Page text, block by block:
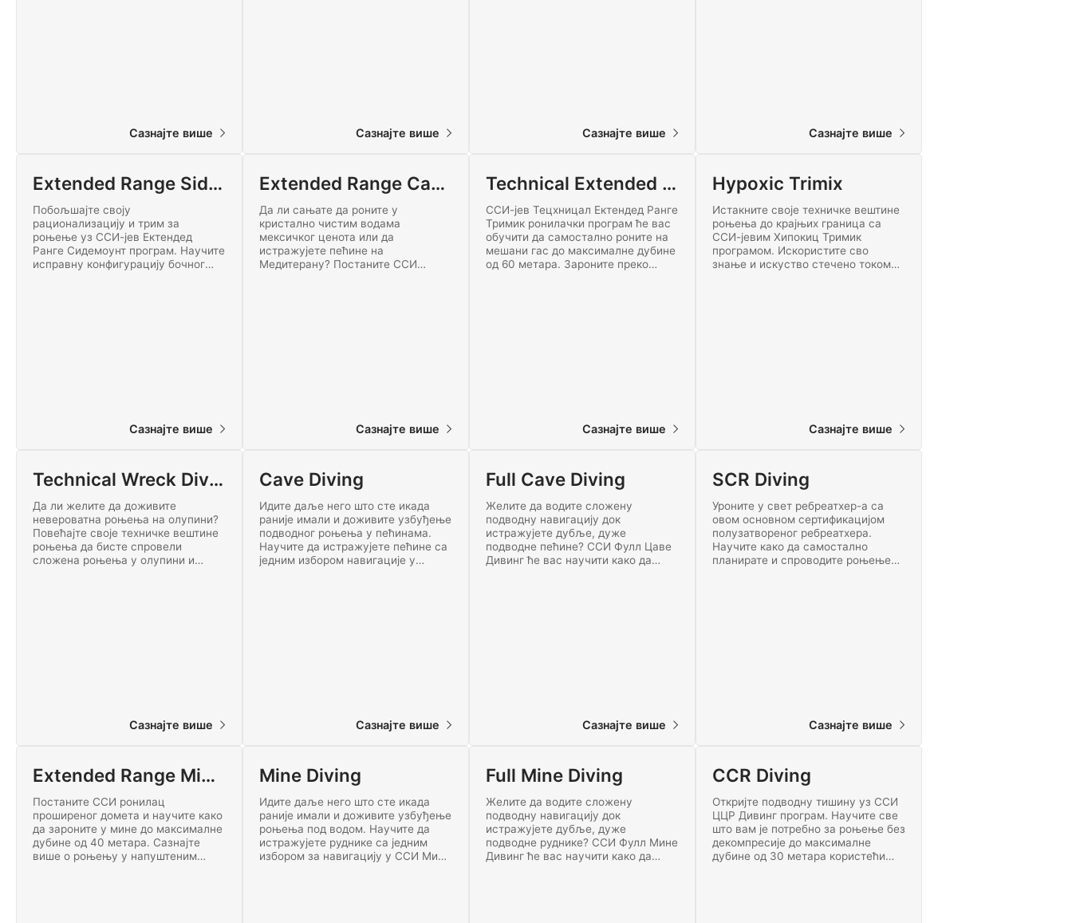
Сазнајте више Сазнајте више Сазнајте више Сазнајте више
Extended Range Sidemount
Побољшајте своју
рационализацију и трим за
роњење уз ССИ-јев Ектендед
Ранге Сидемоунт програм. Научите
исправну конфигурацију бочног
Сазнајте више
Extended Range Cavern Diving
Да ли сањате да роните у
кристално чистим водама
мексичког ценота или да
истражујете пећине на
Медитерану? Постаните ССИ
Сазнајте више
Technical Extended Range Trimix
ССИ-јев Тецхницал Ектендед Ранге
Тримик ронилачки програм ће вас
обучити да самостално роните на
мешани гас до максималне дубине
од 60 метара. Зароните преко
Сазнајте више
Hypoxic Trimix
Истакните своје техничке вештине
роњења до крајњих граница са
ССИ-јевим Хипокиц Тримик
програмом. Искористите сво
знање и искуство стечено током
Сазнајте више
Technical Wreck Diving
Да ли желите да доживите
невероватна роњења на олупини?
Повећајте своје техничке вештине
роњења да бисте спровели
сложена роњења у олупини и
Сазнајте више
Cave Diving
Идите даље него што сте икада
раније имали и доживите узбуђење
подводног роњења у пећинама.
Научите да истражујете пећине са
једним избором навигације у
Сазнајте више
Full Cave Diving
Желите да водите сложену
подводну навигацију док
истражујете дубље, дуже
подводне пећине? ССИ Фулл Цаве
Дивинг ће вас научити како да
Сазнајте више
SCR Diving
Уроните у свет ребреатхер-а са
овом основном сертификацијом
полузатвореног ребреатхера.
Научите како да самостално
планирате и спроводите роњење
Сазнајте више
Extended Range Mine Diving
Постаните ССИ ронилац
проширеног домета и научите како
да зароните у мине до максималне
дубине од 40 метара. Сазнајте
више о роњењу у напуштеним
Mine Diving
Идите даље него што сте икада
раније имали и доживите узбуђење
роњења под водом. Научите да
истражујете руднике са једним
избором за навигацију у ССИ Мине
Full Mine Diving
Желите да водите сложену
подводну навигацију док
истражујете дубље, дуже
подводне руднике? ССИ Фулл Мине
Дивинг ће вас научити како да
CCR Diving
Откријте подводну тишину уз ССИ
ЦЦР Дивинг програм. Научите све
што вам је потребно за роњење без
декомпресије до максималне
дубине од 30 метара користећи